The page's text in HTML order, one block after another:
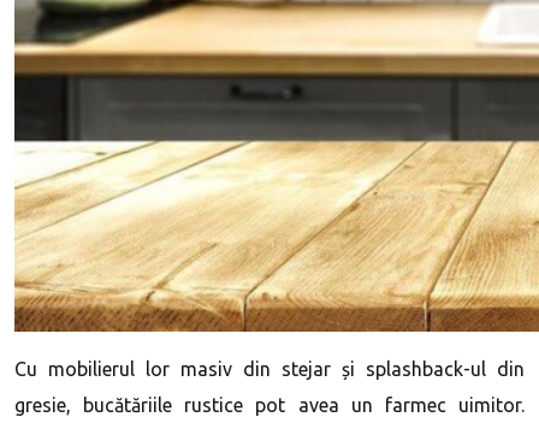
Cu mobilierul lor masiv din stejar și splashback-ul din
gresie, bucătăriile rustice pot avea un farmec uimitor.